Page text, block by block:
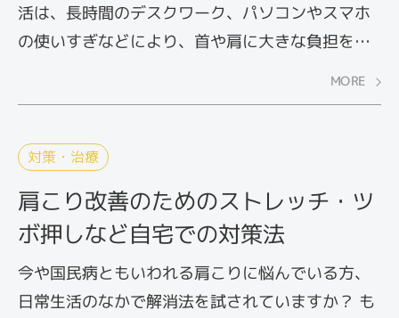
活は、長時間のデスクワーク、パソコンやスマホ
の使いすぎなどにより、首や肩に大きな負担をか
た全身の不調につながる可能性もあるので、早め
MORE
対策・治療
肩こり改善のためのストレッチ・ツ
ボ押しなど自宅での対策法
今や国民病ともいわれる肩こりに悩んでいる方、
日常生活のなかで解消法を試されていますか？ も